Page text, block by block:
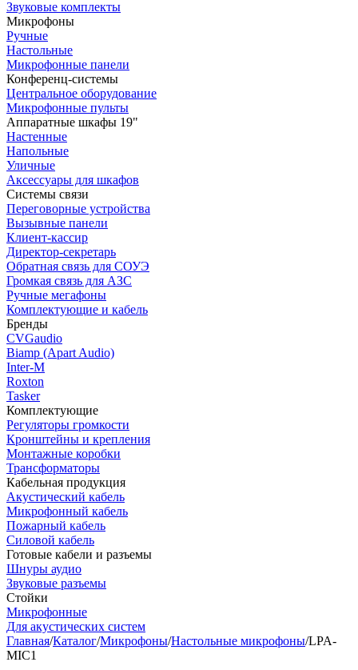
Звуковые комплекты
Микрофоны
Ручные
Настольные
Микрофонные панели
Конференц-системы
Центральное оборудование
Микрофонные пульты
Аппаратные шкафы 19"
Настенные
Напольные
Уличные
Аксессуары для шкафов
Системы связи
Переговорные устройства
Вызывные панели
Клиент-кассир
Директор-секретарь
Обратная связь для СОУЭ
Громкая связь для АЗС
Ручные мегафоны
Комплектующие и кабель
Бренды
CVGaudio
Biamp (Apart Audio)
Inter-M
Roxton
Tasker
Комплектующие
Регуляторы громкости
Кронштейны и крепления
Монтажные коробки
Трансформаторы
Кабельная продукция
Акустический кабель
Микрофонный кабель
Пожарный кабель
Силовой кабель
Готовые кабели и разъемы
Шнуры аудио
Звуковые разъемы
Стойки
Микрофонные
Для акустических систем
Главная/Каталог/Микрофоны/Настольные микрофоны/LPA-
MIC1